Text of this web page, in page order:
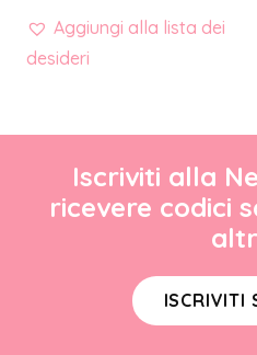
Aggiungi alla lista dei
desideri
Iscriviti alla
ricevere codici
ISCRIVITI